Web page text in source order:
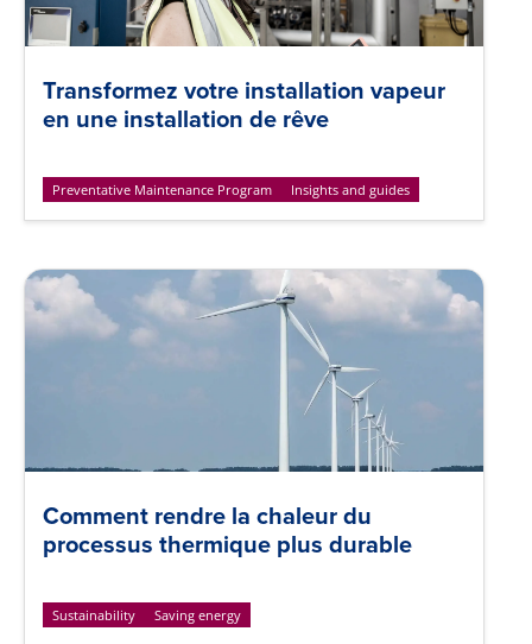
Transformez votre installation vapeur
en une installation de rêve
Preventative Maintenance Program Insights and guides
Comment rendre la chaleur du
processus thermique plus durable
Sustainability Saving energy